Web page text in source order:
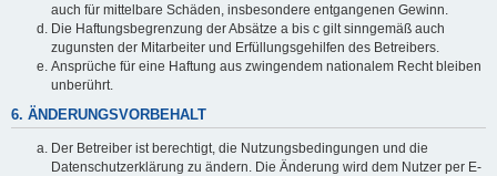
auch für mittelbare Schäden, insbesondere entgangenen Gewinn.
Die Haftungsbegrenzung der Absätze a bis c gilt sinngemäß auch
zugunsten der Mitarbeiter und Erfüllungsgehilfen des Betreibers.
Ansprüche für eine Haftung aus zwingendem nationalem Recht bleiben
unberührt.
6. ÄNDERUNGSVORBEHALT
Der Betreiber ist berechtigt, die Nutzungsbedingungen und die
Datenschutzerklärung zu ändern. Die Änderung wird dem Nutzer per E-